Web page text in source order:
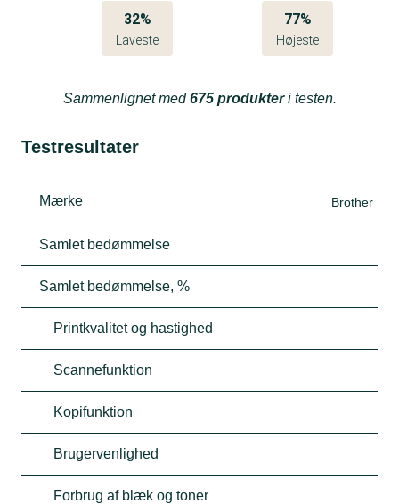
32%
Laveste
77%
Højeste
Sammenlignet med675 produkteri testen.
Testresultater
Mærke Brother
Samlet bedømmelse
Samlet bedømmelse, %
Printkvalitet og hastighed
Scannefunktion
Kopifunktion
Brugervenlighed
Forbrug af blæk og toner